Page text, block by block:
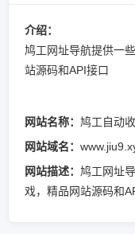
介绍：
鸠工网址导航提供一
站源码和API接口
网站名称： 鸠工自动
网站域名：
网站描述： 鸠工网址
戏，精品网站源码和